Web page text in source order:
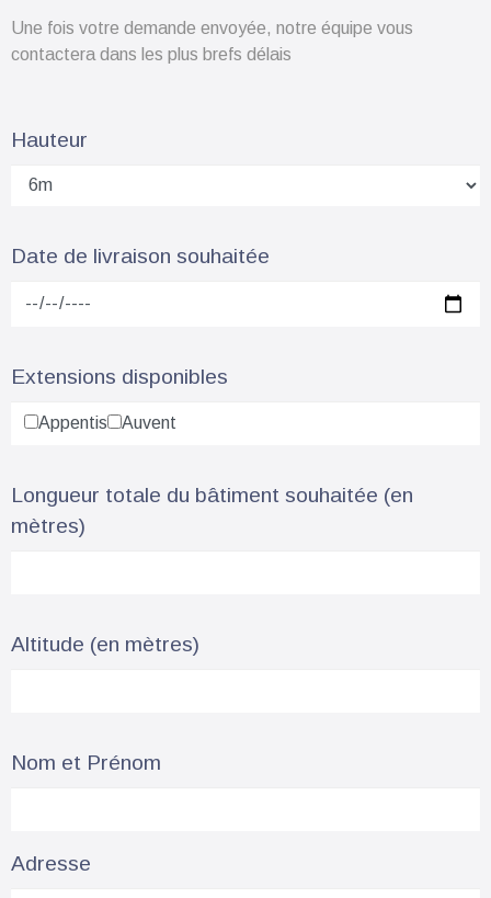
Une fois votre demande envoyée, notre équipe vous
contactera dans les plus brefs délais
Hauteur
Date de livraison souhaitée
Extensions disponibles
Appentis Auvent
Longueur totale du bâtiment souhaitée (en
mètres)
Altitude (en mètres)
Nom et Prénom
Adresse